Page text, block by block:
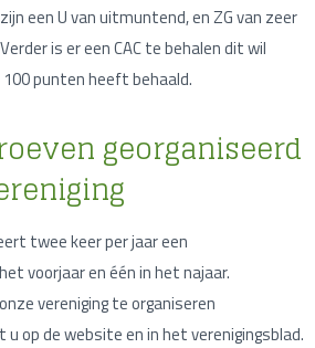
een U van uitmuntend, en ZG van zeer
is er een CAC te behalen dit wil
punten heeft behaald.
georganiseerd
twee keer per jaar een
voorjaar en één in het najaar.
vereniging te organiseren
op de website en in het verenigingsblad.